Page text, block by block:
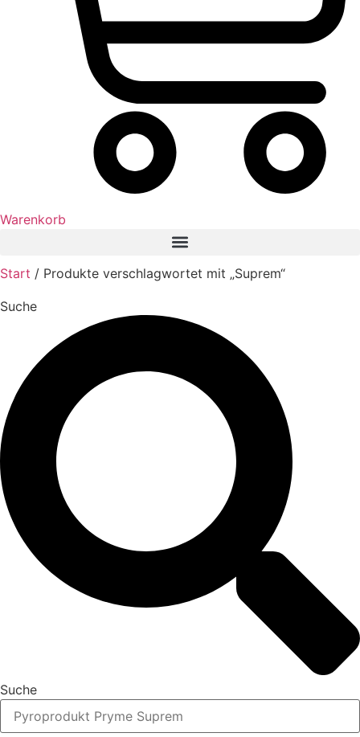
Warenkorb
Start / Produkte verschlagwortet mit „Suprem“
Suche
Suche